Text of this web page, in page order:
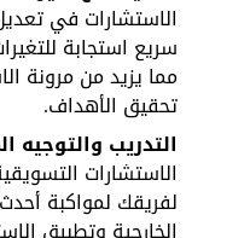
الاستشارات في
سريع استجابة
مما يزيد من مرونة
تحقيق الأهداف.
التدريب والتوجيه
الاستشارات
لفريقك لمواكبة